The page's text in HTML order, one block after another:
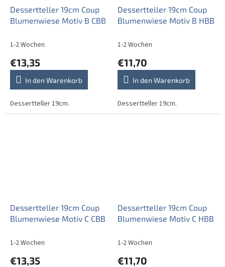
Dessertteller 19cm Coup
Blumenwiese Motiv B CBB
1-2 Wochen
€13,35
In den Warenkorb
Dessertteller 19cm.
Dessertteller 19cm Coup
Blumenwiese Motiv B HBB
1-2 Wochen
€11,70
In den Warenkorb
Dessertteller 19cm.
Dessertteller 19cm Coup
Blumenwiese Motiv C CBB
1-2 Wochen
€13,35
Dessertteller 19cm Coup
Blumenwiese Motiv C HBB
1-2 Wochen
€11,70